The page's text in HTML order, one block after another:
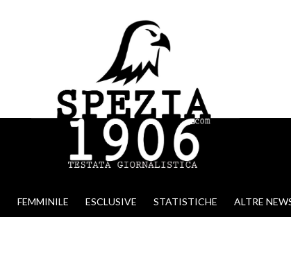
FEMMINILE ESCLUSIVE STATISTICHE ALTRE